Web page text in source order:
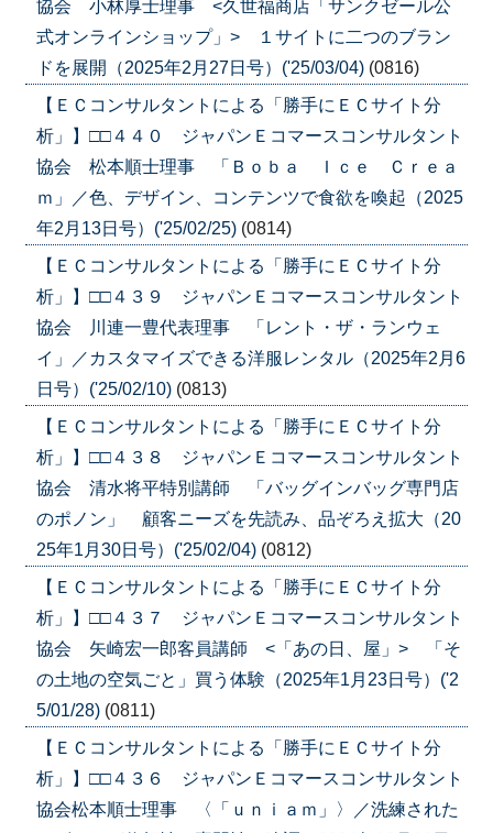
協会 小林厚士理事 <久世福商店「サンクゼール公
式オンラインショップ」> １サイトに二つのブラン
ドを展開（2025年2月27日号）('25/03/04) (0816)
【ＥＣコンサルタントによる「勝手にＥＣサイト分
析」】□□４４０ ジャパンＥコマースコンサルタント
協会 松本順士理事 「Ｂｏｂａ Ｉｃｅ Ｃｒｅａ
ｍ」／色、デザイン、コンテンツで食欲を喚起（2025
年2月13日号）('25/02/25) (0814)
【ＥＣコンサルタントによる「勝手にＥＣサイト分
析」】□□４３９ ジャパンＥコマースコンサルタント
協会 川連一豊代表理事 「レント・ザ・ランウェ
イ」／カスタマイズできる洋服レンタル（2025年2月6
日号）('25/02/10) (0813)
【ＥＣコンサルタントによる「勝手にＥＣサイト分
析」】□□４３８ ジャパンＥコマースコンサルタント
協会 清水将平特別講師 「バッグインバッグ専門店
のポノン」 顧客ニーズを先読み、品ぞろえ拡大（20
25年1月30日号）('25/02/04) (0812)
【ＥＣコンサルタントによる「勝手にＥＣサイト分
析」】□□４３７ ジャパンＥコマースコンサルタント
協会 矢崎宏一郎客員講師 <「あの日、屋」> 「そ
の土地の空気ごと」買う体験（2025年1月23日号）('2
5/01/28) (0811)
【ＥＣコンサルタントによる「勝手にＥＣサイト分
析」】□□４３６ ジャパンＥコマースコンサルタント
協会松本順士理事 〈「ｕｎｉａｍ」〉／洗練された